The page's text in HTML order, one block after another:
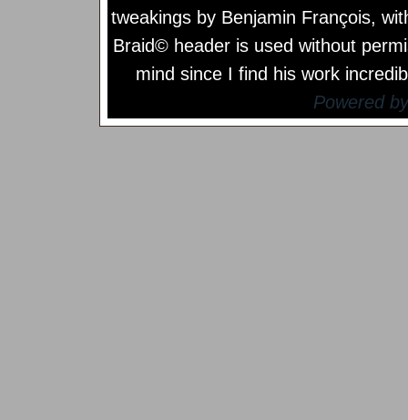
tweakings by Benjamin François,
Braid© header is used without
mind since I find his work
Powered